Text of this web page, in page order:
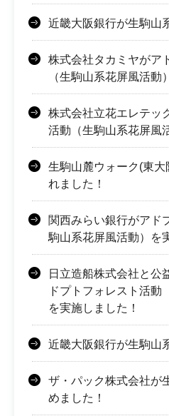
近畿大阪銀行が生駒山
株式会社タカミヤがア
（生駒山系花屏風活動
株式会社立花エレテッ
活動（生駒山系花屏風
生駒山麓ウォーク(東大
れました！
関西みらい銀行がアド
駒山系花屏風活動）を
日立造船株式会社と公
ドプトフォレスト活動
を実施しました！
近畿大阪銀行が生駒山
ザ・パック株式会社が
めました！